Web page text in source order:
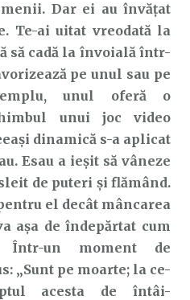
Dar ei au învățat
Te-ai uitat vreodată la
să cadă la învoială într-
pe unul sau pe
unul oferă o
unui joc video
dinamică s-a aplicat
Esau a ieșit să vâneze
de puteri și flămând.
el decât mâncarea
așa de îndepărtat cum
Într-un moment de
„Sunt pe moarte; la ce-
acesta de întâi-